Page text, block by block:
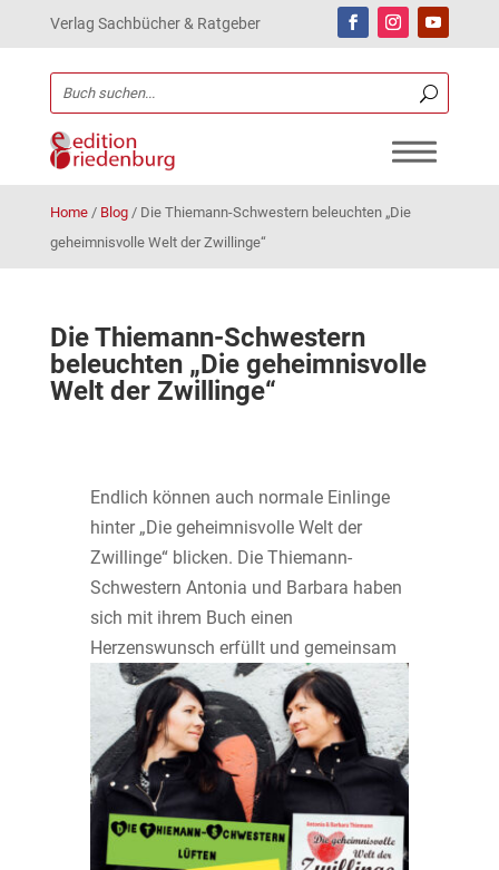
Verlag Sachbücher & Ratgeber
Home/ Blog/ Die Thiemann-Schwestern beleuchten „Die
geheimnisvolle Welt der Zwillinge“
Die Thiemann-Schwestern
beleuchten „Die geheimnisvolle
Welt der Zwillinge“
Endlich können auch normale Einlinge
hinter „Die geheimnisvolle Welt der
Zwillinge“ blicken. Die Thiemann-
Schwestern Antonia und Barbara haben
sich mit ihrem Buch einen
Herzenswunsch erfüllt und gemeinsam